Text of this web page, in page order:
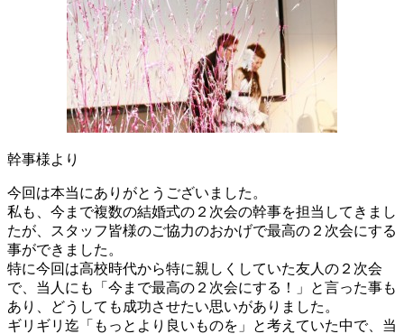
幹事様より
今回は本当にありがとうございました。
私も、今まで複数の結婚式の２次会の幹事を担当してきまし
たが、スタッフ皆様のご協力のおかげで最高の２次会にする
事ができました。
特に今回は高校時代から特に親しくしていた友人の２次会
で、当人にも「今まで最高の２次会にする！」と言った事も
あり、どうしても成功させたい思いがありました。
ギリギリ迄「もっとより良いものを」と考えていた中で、当